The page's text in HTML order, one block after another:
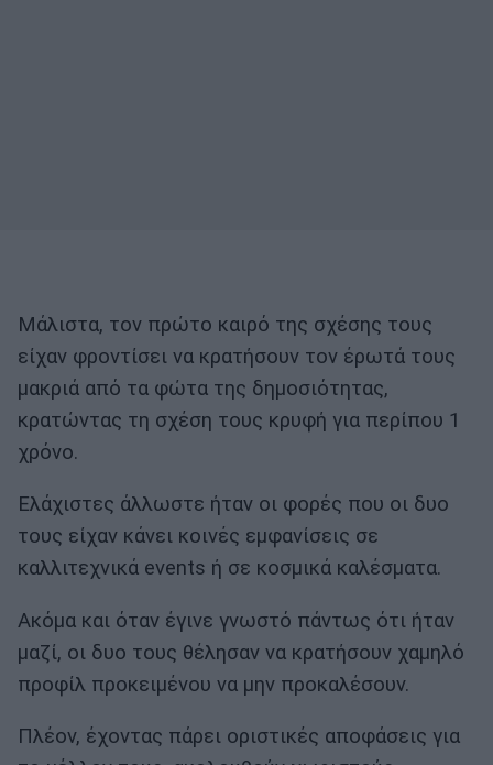
Μάλιστα, τον πρώτο καιρό της σχέσης τους
είχαν φροντίσει να κρατήσουν τον έρωτά τους
μακριά από τα φώτα της δημοσιότητας,
κρατώντας τη σχέση τους κρυφή για περίπου 1
χρόνο.
Ελάχιστες άλλωστε ήταν οι φορές που οι δυο
τους είχαν κάνει κοινές εμφανίσεις σε
καλλιτεχνικά events ή σε κοσμικά καλέσματα.
Ακόμα και όταν έγινε γνωστό πάντως ότι ήταν
μαζί, οι δυο τους θέλησαν να κρατήσουν χαμηλό
προφίλ προκειμένου να μην προκαλέσουν.
Πλέον, έχοντας πάρει οριστικές αποφάσεις για